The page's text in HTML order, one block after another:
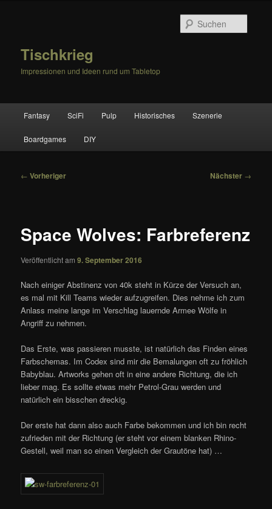
Tischkrieg
Impressionen und Ideen rund um Tabletop
Fantasy SciFi Pulp Historisches Szenerie
Boardgames DIY
Beitragsnavigation
← Vorheriger Nächster →
Space Wolves: Farbreferenz
Veröffentlicht am9. September 2016
Nach einiger Abstinenz von 40k steht in Kürze der Versuch an,
es mal mit Kill Teams wieder aufzugreifen. Dies nehme ich zum
Anlass meine lange im Verschlag lauernde Armee Wölfe in
Angriff zu nehmen.
Das Erste, was passieren musste, ist natürlich das Finden eines
Farbschemas. Im Codex sind mir die Bemalungen oft zu fröhlich
Babyblau. Artworks gehen oft in eine andere Richtung, die ich
lieber mag. Es sollte etwas mehr Petrol-Grau werden und
natürlich ein bisschen dreckig.
Der erste hat dann also auch Farbe bekommen und ich bin recht
zufrieden mit der Richtung (er steht vor einem blanken Rhino-
Gestell, weil man so einen Vergleich der Grautöne hat) …